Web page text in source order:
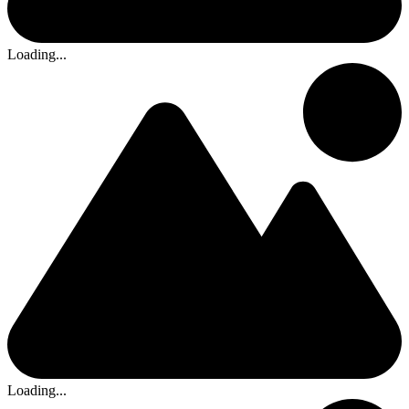
Loading...
Loading...